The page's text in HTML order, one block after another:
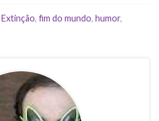
Extinção, fim do mundo, humor,